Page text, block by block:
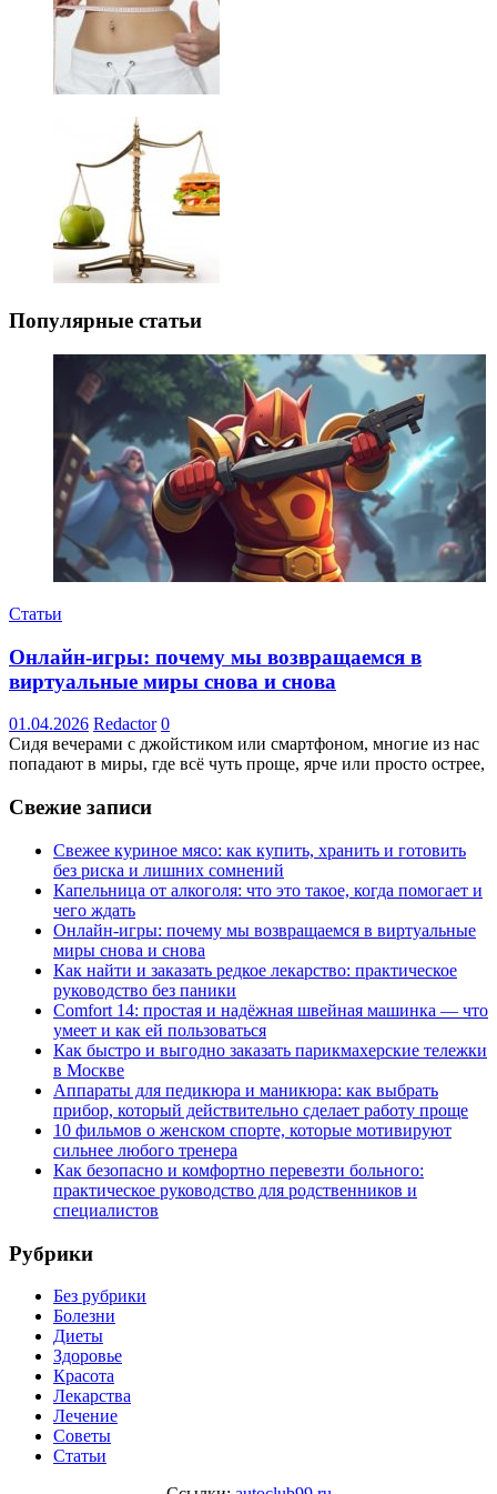
Популярные статьи
Статьи
Онлайн-игры: почему мы возвращаемся в
виртуальные миры снова и снова
01.04.2026 Redactor 0
Сидя вечерами с джойстиком или смартфоном, многие из нас
попадают в миры, где всё чуть проще, ярче или просто острее,
Свежие записи
Свежее куриное мясо: как купить, хранить и готовить
без риска и лишних сомнений
Капельница от алкоголя: что это такое, когда помогает и
чего ждать
Онлайн-игры: почему мы возвращаемся в виртуальные
миры снова и снова
Как найти и заказать редкое лекарство: практическое
руководство без паники
Comfort 14: простая и надёжная швейная машинка — что
умеет и как ей пользоваться
Как быстро и выгодно заказать парикмахерские тележки
в Москве
Аппараты для педикюра и маникюра: как выбрать
прибор, который действительно сделает работу проще
10 фильмов о женском спорте, которые мотивируют
сильнее любого тренера
Как безопасно и комфортно перевезти больного:
практическое руководство для родственников и
специалистов
Рубрики
Без рубрики
Болезни
Диеты
Здоровье
Красота
Лекарства
Лечение
Советы
Статьи